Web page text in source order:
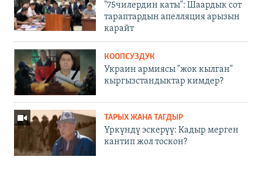
"75чилердин каты": Шаардык сот
тараптардын апелляция арызын
карайт
КООПСУЗДУК
Украин армиясы "жок кылган"
кыргызстандыктар кимдер?
ТАРЫХ ЖАНА ТАГДЫР
Үркүндү эскерүү: Кадыр мерген
кантип жол тоскон?